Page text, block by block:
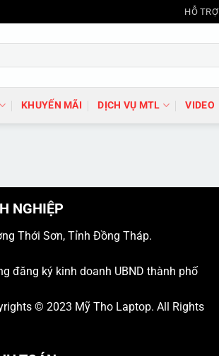
HỖ TRỢ
KHUYẾN MÃI DỊCH VỤ MTL VIDEO
NGHIỆP
Thới Sơn, Tỉnh Đồng Tháp.
đăng ký kinh doanh UBND thành phố
© 2023 Mỹ Tho Laptop. All Rights